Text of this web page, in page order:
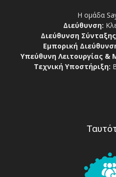
Η ομάδα
Διεύθυνση:
Διεύθυνση
Εμπορική
Υπεύθυνη Λειτουργίας &
Τεχνική Υποστήριξη: